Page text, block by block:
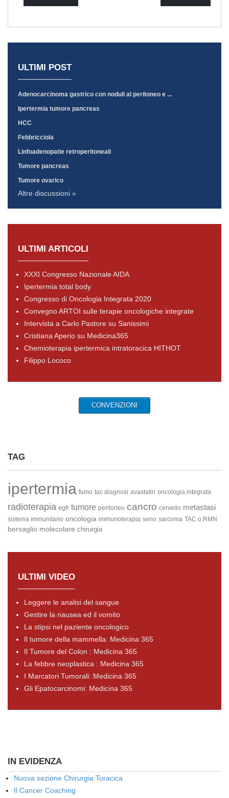
ULTIMI POST
Adenocarcinoma gastrico con noduli al peritoneo e ...
Ipertermia tumore pancreas
HCC
Febbricciola
Linfoadenopatie retroperitoneali
Tumore pancreas
Tumore ovarico
Altre discussioni »
ULTIMI ARTICOLI
XXXI Congresso Nazionale AIDA
Ipertermia total body
Congresso di Oncologia Integrata 2020
Convegno ARTOI sulle terapie oncologiche integrate
Intervista a Carlo Pastore su Sanissimi
Cristiana Aperio su Medicina365
Chemioterapia ipertermica intratoracica HITHOT
Filippo Lococo
CONVENZIONI
TAG
ipertermia fumo tac diagnosi avastatin oncologia integrata
radioterapia egfr tumore peritoneo cancro cervello metastasi
sistema immunitario oncologia immunoterapia seno sarcoma TAC o RMN
bersaglio molecolare chirurgia
ULTIMI VIDEO
Leggere le analisi del sangue
Gestire la nausea ed il vomito
La stipsi nel paziente oncologico
Il tumore della mammella: Medicina 365
Il Tumore del Colon : Medicina 365
La febbre neoplastica : Medicina 365
I Marcatori Tumorali: Medicina 365
Gli Epatocarcinomi: Medicina 365
IN EVIDENZA
Nuova sezione Chirurgia Toracica
Il Cancer Coaching